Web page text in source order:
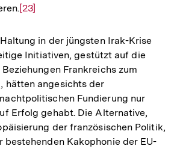
Zur
der
Fußnote
[23]
in der jüngsten Irak-Krise
Initiativen, gestützt auf die
Frankreichs zum
hätten angesichts der
Fundierung nur
Erfolg gehabt. Die Alternative,
der französischen Politik,
bestehenden Kakophonie der EU-